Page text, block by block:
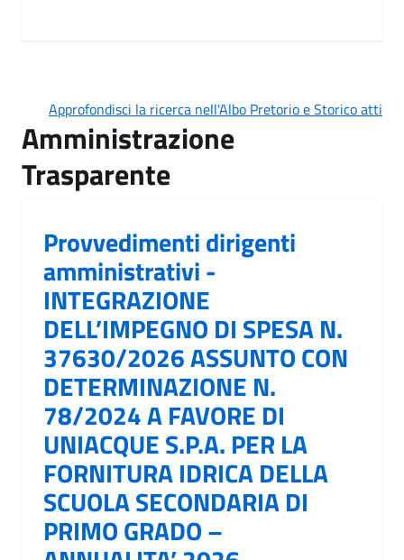
Approfondisci la ricerca nell'Albo Pretorio e Storico atti
Amministrazione
Trasparente
Provvedimenti dirigenti
amministrativi -
INTEGRAZIONE
DELL’IMPEGNO DI SPESA N.
37630/2026 ASSUNTO CON
DETERMINAZIONE N.
78/2024 A FAVORE DI
UNIACQUE S.P.A. PER LA
FORNITURA IDRICA DELLA
SCUOLA SECONDARIA DI
PRIMO GRADO –